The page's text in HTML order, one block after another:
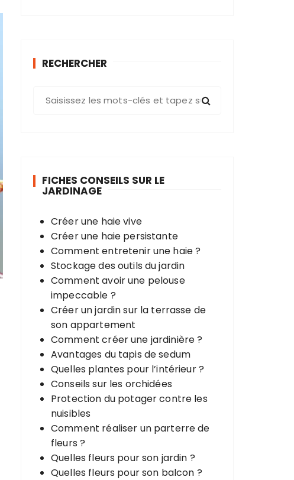
RECHERCHER
FICHES CONSEILS SUR LE
JARDINAGE
Créer une haie vive
Créer une haie persistante
Comment entretenir une haie ?
Stockage des outils du jardin
Comment avoir une pelouse
impeccable ?
Créer un jardin sur la terrasse de
son appartement
Comment créer une jardinière ?
Avantages du tapis de sedum
Quelles plantes pour l’intérieur ?
Conseils sur les orchidées
Protection du potager contre les
nuisibles
Comment réaliser un parterre de
fleurs ?
Quelles fleurs pour son jardin ?
Quelles fleurs pour son balcon ?